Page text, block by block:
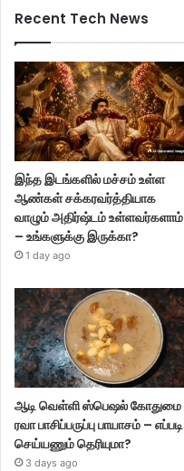
Recent Tech News
இந்த இடங்களில் மச்சம் உள்ள
ஆண்கள் சக்கரவர்த்தியாக
வாழும் அதிர்ஷ்டம் உள்ளவர்களாம்
– உங்களுக்கு இருக்கா?
1 day ago
ஆடி வெள்ளி ஸ்பெஷல் கோதுமை
ரவா பாசிப்பருப்பு பாயாசம் – எப்படி
செய்யணும் தெரியுமா?
3 days ago